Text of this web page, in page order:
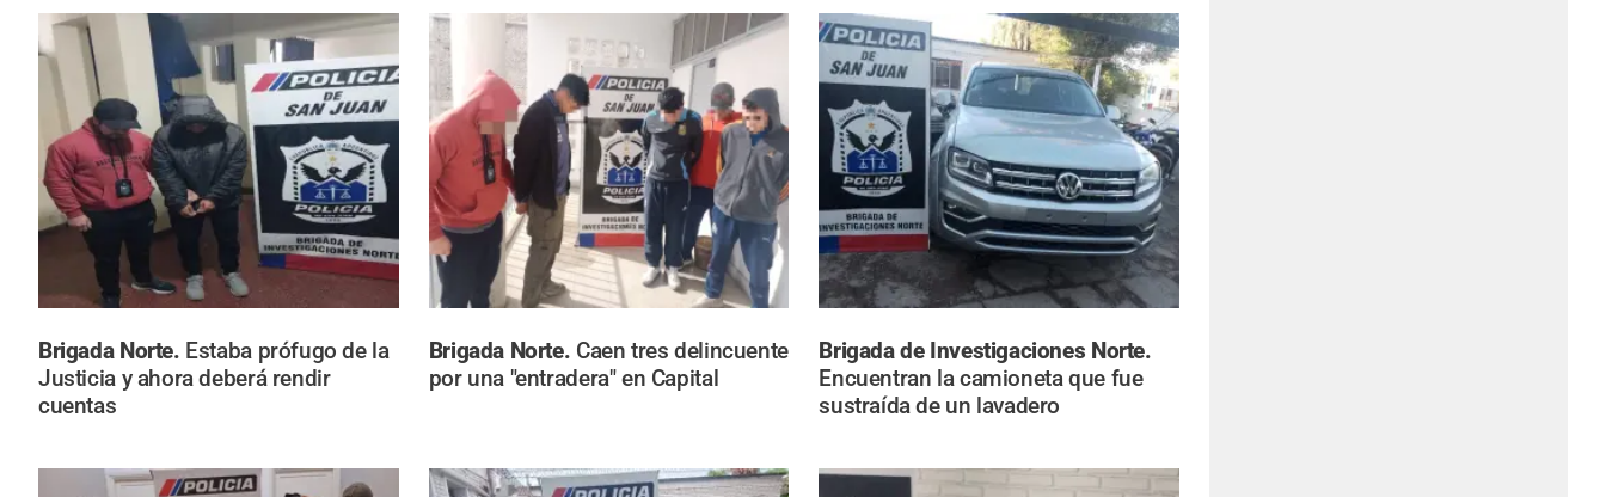
Brigada Norte. Estaba prófugo de la
Justicia y ahora deberá rendir
cuentas
Brigada Norte. Caen tres delincuente
por una "entradera" en Capital
Brigada de Investigaciones Norte.
Encuentran la camioneta que fue
sustraída de un lavadero